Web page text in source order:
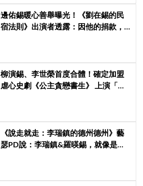
邊佑錫暖心善舉曝光！《劉在錫的民
宿法則》出演者透露：因他的捐款，
柳演錫、李世榮首度合體！確定加盟
虐心史劇《公主貪戀書生》 上演「朝
《說走就走：李瑞鎮的德州德州》藝
瑟PD說：李瑞鎮&羅暎錫，就像是浪